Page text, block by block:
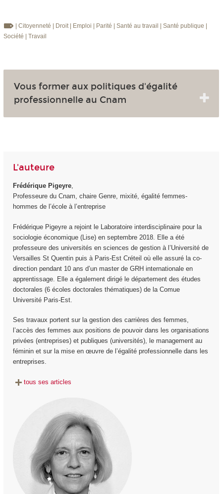
| Citoyenneté | Droit | Emploi | Parité | Santé au travail | Santé publique
Société
| Travail
Vous former aux politiques d'égalité
professionnelle au Cnam
L'auteure
Frédérique Pigeyre,
Professeure du Cnam, chaire Genre, mixité, égalité femmes-
hommes de l’école à l’entreprise
Frédérique Pigeyre a rejoint le Laboratoire interdisciplinaire pour la
sociologie économique (Lise) en septembre 2018. Elle a été
professeure des universités en sciences de gestion à l’Université de
Versailles St Quentin puis à Paris-Est Créteil où elle assuré la co-
direction pendant 10 ans d’un master de GRH internationale en
apprentissage. Elle a également dirigé le département des études
doctorales (6 écoles doctorales thématiques) de la Comue
Université Paris-Est.
Ses travaux portent sur la gestion des carrières des femmes,
l’accès des femmes aux positions de pouvoir dans les organisations
privées (entreprises) et publiques (universités), le management au
féminin et sur la mise en œuvre de l’égalité professionnelle dans les
entreprises.
tous ses articles